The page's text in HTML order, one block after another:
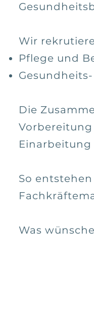
Wir
Pflege und
Die
Einarbeitung
So
Was